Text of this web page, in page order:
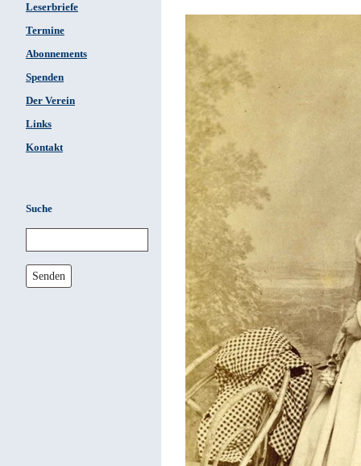
Leserbriefe
Termine
Abonnements
Spenden
Der Verein
Links
Kontakt
Suche
Senden